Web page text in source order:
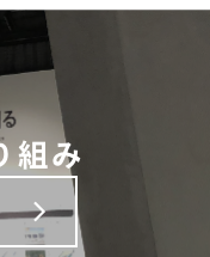
組み